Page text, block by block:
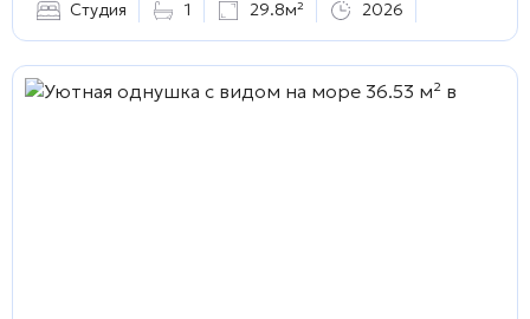
Студия 1 29.8м² 2026